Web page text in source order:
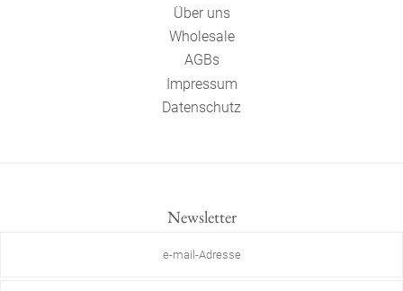
Über uns
Wholesale
AGBs
Impressum
Datenschutz
Newsletter